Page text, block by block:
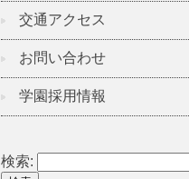
交通アクセス
お問い合わせ
学園採用情報
検索: